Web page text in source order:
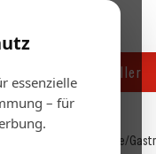
essenzielle
– für
Handel & Hersteller
Startseite/